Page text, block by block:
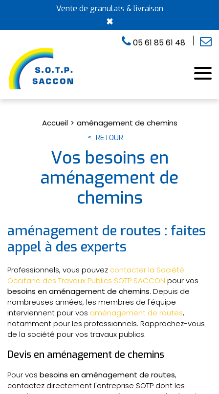
Vente de granulats & livraison
×
05 61 85 61 48
Accueil aménagement de chemins
RETOUR
Vos besoins en
aménagement de
chemins
aménagement de routes : faites
appel à des experts
Professionnels, vous pouvez contacter la Société
Occitane des Travaux Publics SOTP SACCON pour vos
besoins en aménagement de chemins. Depuis de
nombreuses années, les membres de l'équipe
interviennent pour vos aménagement de routes,
notamment pour les professionnels. Rapprochez-vous
de la société pour vos travaux publics.
Devis en aménagement de chemins
Pour vos besoins en aménagement de routes,
contactez directement l'entreprise SOTP dont les